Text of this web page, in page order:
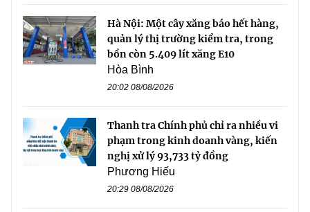
Hà Nội: Một cây xăng báo hết hàng,
quản lý thị trường kiểm tra, trong
bồn còn 5.409 lít xăng E10
Hòa Bình
20:02 08/08/2026
Thanh tra Chính phủ chỉ ra nhiều vi
phạm trong kinh doanh vàng, kiến
nghị xử lý 93,733 tỷ đồng
Phương Hiếu
20:29 08/08/2026